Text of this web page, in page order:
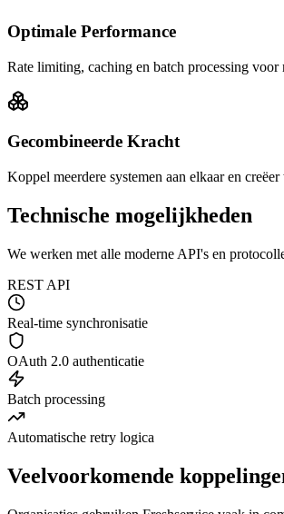
Optimale Performance
Rate limiting, caching en batch processing
Gecombineerde Kracht
Koppel meerdere systemen aan elkaar en
Technische mogelijkheden
We werken met alle moderne API's en
REST API
Real-time synchronisatie
OAuth 2.0 authenticatie
Batch processing
Automatische retry logica
Veelvoorkomende